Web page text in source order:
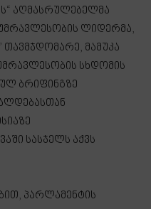
აღმასრულებელმა
ლიდერმა,
მამუკა
სხდომის
ბრიფინგზე
სასჯელს აქვს
პარლამენტის